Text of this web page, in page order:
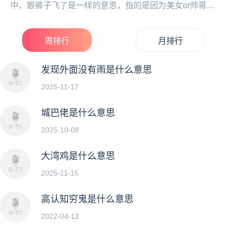
中，跟裤子飞了是一样的意思，指的是因为美女or帅哥太
周排行 月排行
发现外面没有雨是什么意思
2025-11-17
城巴佬是什么意思
2025-10-08
大湾鸡是什么意思
2025-11-15
高认知穷鬼是什么意思
2022-04-12